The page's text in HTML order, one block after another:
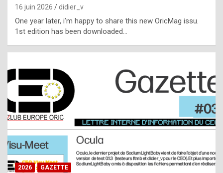
l
t
t
s
t
a
s
16 juin 2026 didier_v
One year later, i’m happy to share this new OricMag issu.
1st edition has been downloaded…
2026 GAZETTE